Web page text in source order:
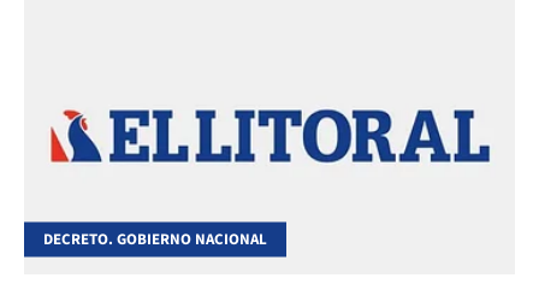
DECRETO. GOBIERNO NACIONAL